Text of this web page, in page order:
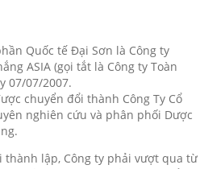
Quốc tế Đại Sơn là Công ty
ASIA (gọi tắt là Công ty Toàn
07/07/2007.
chuyển đổi thành Công Ty Cổ
nghiên cứu và phân phối Dược
lập, Công ty phải vượt qua từ